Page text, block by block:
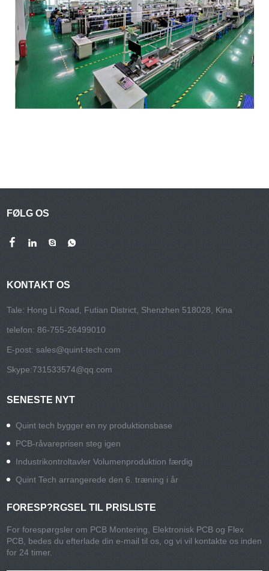
FØLG OS
KONTAKT OS
Tale: Hong Li Road, Futian District, Shenzhen 518028, Kina
telefon: 86-755-26499010
E-post:sales@quint-tech.com
Skype:731533574@qq.com
SENESTE NYT
Quint tech bygger en ny produktionsbase
PCB-råvareprisen steg igen
Industrikontroltavler Volumenproduktion færdig
Quint Tech arrangerede den 6. træning i år
FORESP?RGSEL TIL PRISLISTE
For forespørgsler om PCB Montering, Elektronisk PCB og Flex
PCB, bedes du efterlade din e-mail til os, og vi vil kontakte os inden
for 24 timer.